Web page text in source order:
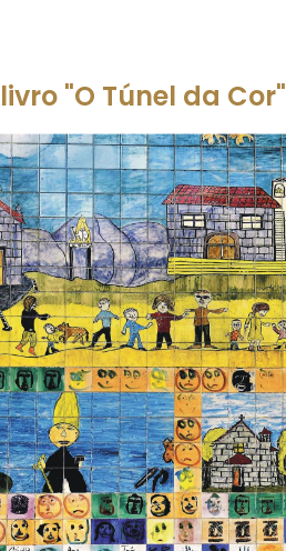
"O Túnel da Cor"